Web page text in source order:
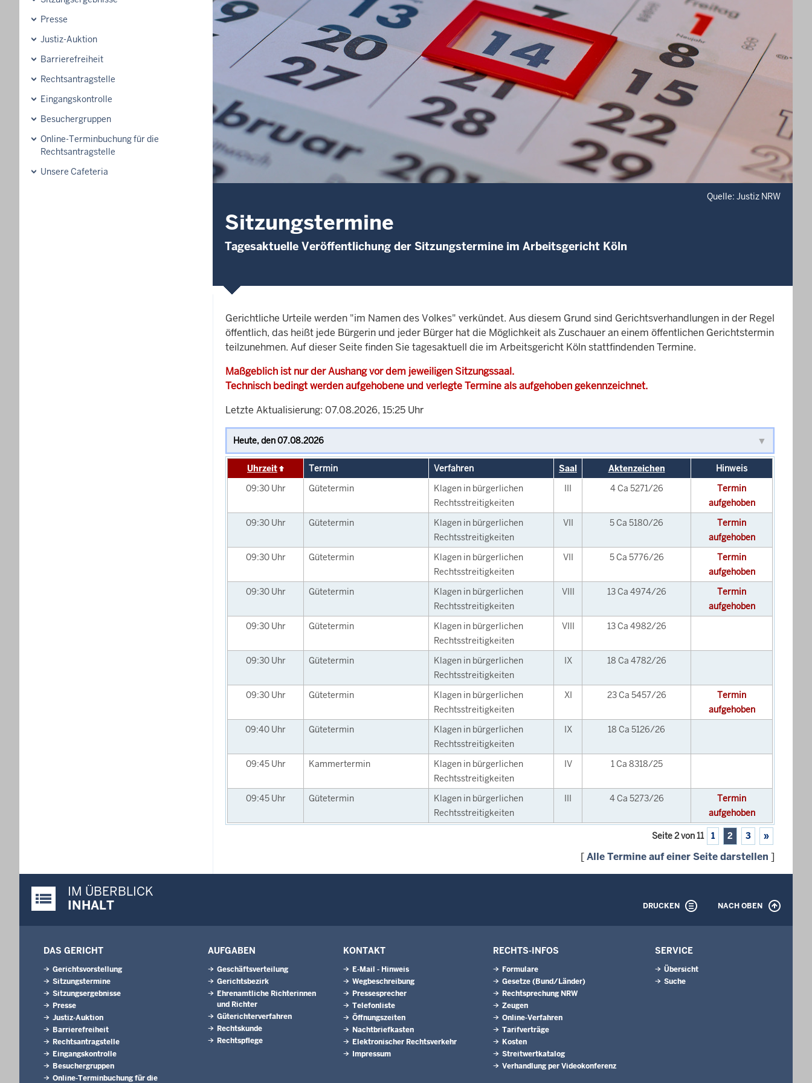
Presse
Justiz-Auktion
Barrierefreiheit
Rechtsantragstelle
Eingangskontrolle
Besuchergruppen
Online-Terminbuchung für die
Rechtsantragstelle
Unsere Cafeteria
Quelle: Justiz NRW
Sitzungstermine
Tagesaktuelle Veröffentlichung der Sitzungstermine im Arbeitsgericht Köln
Gerichtliche Urteile werden "im Namen des Volkes" verkündet. Aus diesem Grund sind Gerichtsverhandlungen in der Regel
öffentlich, das heißt jede Bürgerin und jeder Bürger hat die Möglichkeit als Zuschauer an einem öffentlichen Gerichtstermin
teilzunehmen. Auf dieser Seite finden Sie tagesaktuell die im Arbeitsgericht Köln stattfindenden Termine.
Maßgeblich ist nur der Aushang vor dem jeweiligen Sitzungssaal.
Technisch bedingt werden aufgehobene und verlegte Termine als aufgehoben gekennzeichnet.
Letzte Aktualisierung: 07.08.2026, 15:25 Uhr
Uhrzeit Termin Verfahren Saal Aktenzeichen
Hinweis
09:30 Uhr Gütetermin
Klagen in bürgerlichen
Rechtsstreitigkeiten
III 4 Ca 5271/26
Termin
aufgehoben
09:30 Uhr Gütetermin
Klagen in bürgerlichen
Rechtsstreitigkeiten
VII 5 Ca 5180/26
Termin
aufgehoben
09:30 Uhr Gütetermin
Klagen in bürgerlichen
Rechtsstreitigkeiten
VII 5 Ca 5776/26
Termin
aufgehoben
09:30 Uhr Gütetermin
Klagen in bürgerlichen
Rechtsstreitigkeiten
VIII 13 Ca 4974/26
Termin
aufgehoben
09:30 Uhr Gütetermin
Klagen in bürgerlichen
Rechtsstreitigkeiten
VIII 13 Ca 4982/26
09:30 Uhr Gütetermin
Klagen in bürgerlichen
Rechtsstreitigkeiten
IX 18 Ca 4782/26
09:30 Uhr Gütetermin
Klagen in bürgerlichen
Rechtsstreitigkeiten
XI 23 Ca 5457/26
Termin
aufgehoben
09:40 Uhr Gütetermin
Klagen in bürgerlichen
Rechtsstreitigkeiten
IX 18 Ca 5126/26
09:45 Uhr Kammertermin
Klagen in bürgerlichen
Rechtsstreitigkeiten
IV 1 Ca 8318/25
09:45 Uhr Gütetermin
Klagen in bürgerlichen
Rechtsstreitigkeiten
III 4 Ca 5273/26
Termin
aufgehoben
Seite 2 von 11 1 2 3 »
[Alle Termine auf einer Seite darstellen ]
Justiz-Portal im Überblick:
IM ÜBERBLICK
INHALT
DRUCKEN NACH OBEN
DAS GERICHT
Gerichtsvorstellung
Sitzungstermine
Sitzungsergebnisse
Presse
Justiz-Auktion
Barrierefreiheit
Rechtsantragstelle
Eingangskontrolle
Besuchergruppen
Online-Terminbuchung für die
AUFGABEN
Geschäftsverteilung
Gerichtsbezirk
Ehrenamtliche Richterinnen
und Richter
Güterichterverfahren
Rechtskunde
Rechtspflege
KONTAKT
E-Mail - Hinweis
Wegbeschreibung
Pressesprecher
Telefonliste
Öffnungszeiten
Nachtbriefkasten
Elektronischer Rechtsverkehr
Impressum
RECHTS-INFOS
Formulare
Gesetze (Bund/Länder)
Rechtsprechung NRW
Zeugen
Online-Verfahren
Tarifverträge
Kosten
Streitwertkatalog
Verhandlung per Videokonferenz
SERVICE
Übersicht
Suche